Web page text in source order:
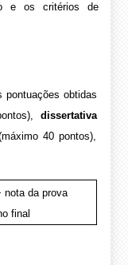
e os critérios de
obtidas
dissertativa
40 pontos),
nota da prova
final